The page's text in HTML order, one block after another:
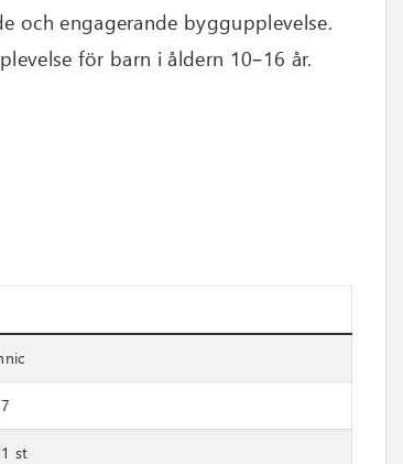
och engagerande byggupplevelse.
för barn i åldern 10–16 år.
st